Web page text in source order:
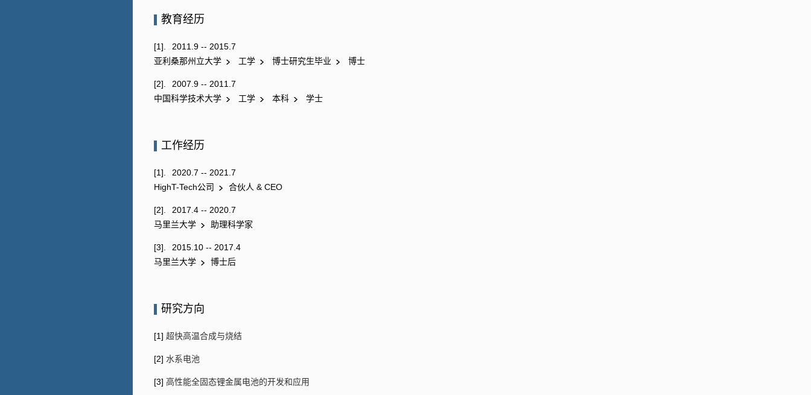
教育经历
[1].
2011.9 -- 2015.7
亚利桑那州立大学
工学 博士研究生毕业 博士
[2].
2007.9 -- 2011.7
中国科学技术大学
工学 本科 学士
工作经历
[1].
2020.7 -- 2021.7
HighT-Tech公司
合伙人 & CEO
[2].
2017.4 -- 2020.7
马里兰大学
助理科学家
[3].
2015.10 -- 2017.4
马里兰大学
博士后
研究方向
[1] 超快高温合成与烧结
[2] 水系电池
[3] 高性能全固态锂金属电池的开发和应用